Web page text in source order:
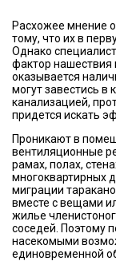
Расхожее мнение
тому, что их в
Однако
фактор нашествия
оказывается
могут завестись в
канализацией,
придется искать
Проникают в
вентиляционные
рамах, полах,
многоквартирных
миграции
вместе с вещами
жилье
соседей. Поэтому
насекомыми
единовременной